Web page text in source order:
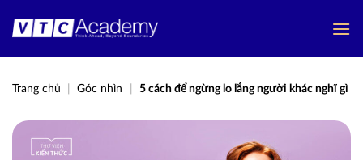
qua
Trang chủ Góc nhìn 5 cách để ngừng lo lắng người khác nghĩ gì